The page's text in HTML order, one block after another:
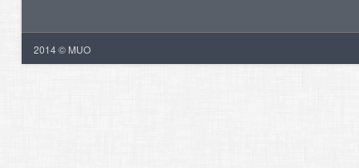
2014 © MUO